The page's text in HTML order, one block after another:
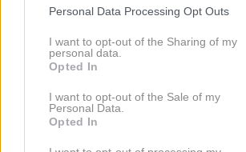
Please note that this website/app uses one
not limited to your visit or usage behaviour.
grant or deny consent to Google and its
use your data for below specified purposes
consent section.
Personal Data Processing Opt Outs
I want to opt-out of the Sharing of my
personal data.
Opted In
I want to opt-out of the Sale of my
Personal Data.
Opted In